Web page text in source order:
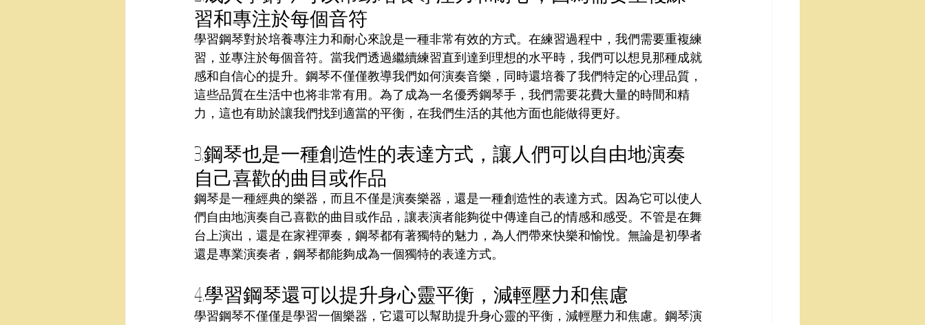
習和專注於每個音符
學習鋼琴對於培養專注力和耐心來說是一種非常有效的方式。在練習過程中，我們需要重複練
習，並專注於每個音符。當我們透過繼續練習直到達到理想的水平時，我們可以想見那種成就
感和自信心的提升。鋼琴不僅僅教導我們如何演奏音樂，同時還培養了我們特定的心理品質，
這些品質在生活中也将非常有用。為了成為一名優秀鋼琴手，我們需要花費大量的時間和精
力，這也有助於讓我們找到適當的平衡，在我們生活的其他方面也能做得更好。
3.鋼琴也是一種創造性的表達方式，讓人們可以自由地演奏
自己喜歡的曲目或作品
鋼琴是一種經典的樂器，而且不僅是演奏樂器，還是一種創造性的表達方式。因為它可以使人
們自由地演奏自己喜歡的曲目或作品，讓表演者能夠從中傳達自己的情感和感受。不管是在舞
台上演出，還是在家裡彈奏，鋼琴都有著獨特的魅力，為人們帶來快樂和愉悅。無論是初學者
還是專業演奏者，鋼琴都能夠成為一個獨特的表達方式。
4.學習鋼琴還可以提升身心靈平衡，減輕壓力和焦慮
學習鋼琴不僅僅是學習一個樂器，它還可以幫助提升身心靈的平衡，減輕壓力和焦慮。鋼琴演